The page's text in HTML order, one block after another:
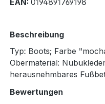
EAN: 0194891769198
Beschreibung
Typ: Boots; Farbe
Obermaterial:
herausnehmbares
Bewertungen